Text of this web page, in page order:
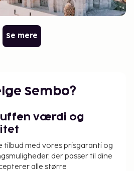
Se mere
Sembo?
værdi og
tilbud med vores prisgaranti og
der passer til dine
alle større